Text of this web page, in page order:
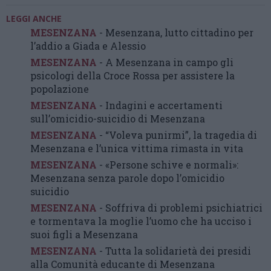
LEGGI ANCHE
MESENZANA - Mesenzana, lutto cittadino per
l’addio a Giada e Alessio
MESENZANA - A Mesenzana in campo gli
psicologi della Croce Rossa per assistere la
popolazione
MESENZANA - Indagini e accertamenti
sull’omicidio-suicidio di Mesenzana
MESENZANA - “Voleva punirmi”, la tragedia di
Mesenzana e l’unica vittima rimasta in vita
MESENZANA - «Persone schive e normali»:
Mesenzana senza parole dopo l’omicidio
suicidio
MESENZANA - Soffriva di problemi psichiatrici
e tormentava la moglie l’uomo che ha ucciso i
suoi figli a Mesenzana
MESENZANA - Tutta la solidarietà dei presidi
alla Comunità educante di Mesenzana